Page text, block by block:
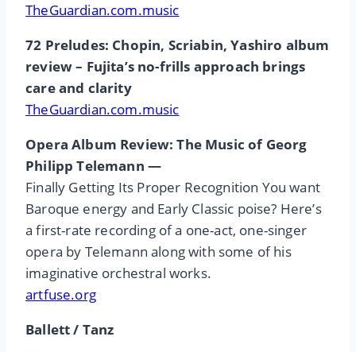
TheGuardian.com.music
72 Preludes: Chopin, Scriabin, Yashiro album
review – Fujita’s no-frills approach brings
care and clarity
TheGuardian.com.music
Opera Album Review: The Music of Georg
Philipp Telemann —
Finally Getting Its Proper Recognition You want
Baroque energy and Early Classic poise? Here’s
a first-rate recording of a one-act, one-singer
opera by Telemann along with some of his
imaginative orchestral works.
artfuse.org
Ballett / Tanz